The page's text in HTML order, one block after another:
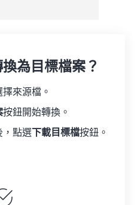
為目標檔案？
來源檔。
按鈕開始轉換。
，點選 下載目標檔按鈕。